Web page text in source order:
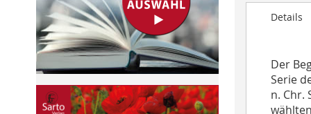
Details
Der
Serie
n. Chr.